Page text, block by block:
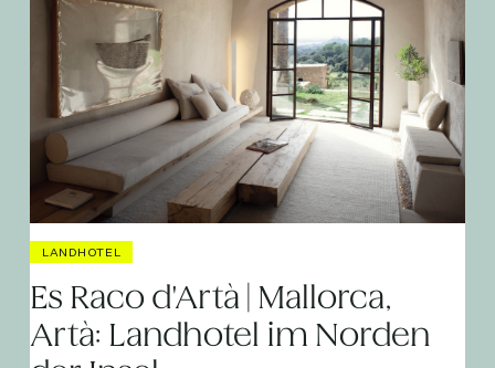
LANDHOTEL
Es Raco d'Artà | Mallorca,
Artà: Landhotel im Norden